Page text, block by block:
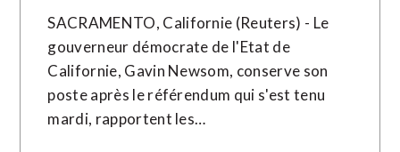
SACRAMENTO, Californie (Reuters) - Le
gouverneur démocrate de l'Etat de
Californie, Gavin Newsom, conserve son
poste après le référendum qui s'est tenu
mardi, rapportent les…